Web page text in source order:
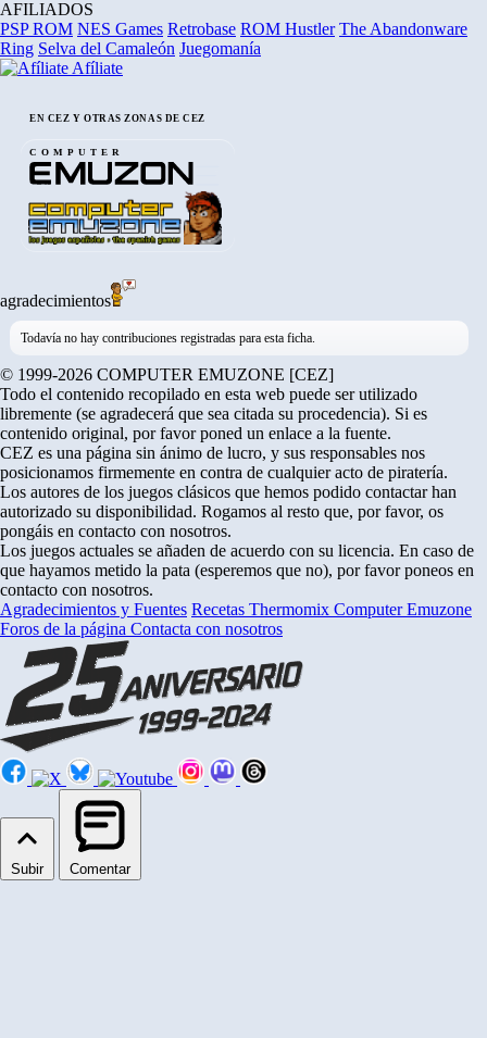
AFILIADOS
PSP ROM NES Games Retrobase ROM Hustler The Abandonware
Ring Selva del Camaleón Juegomanía
Afíliate
EN CEZ Y OTRAS ZONAS DE CEZ
COMPUTER
agradecimientos
Todavía no hay contribuciones registradas para esta ficha.
© 1999-2026 COMPUTER EMUZONE [CEZ]
Todo el contenido recopilado en esta web puede ser utilizado
libremente (se agradecerá que sea citada su procedencia). Si es
contenido original, por favor poned un enlace a la fuente.
CEZ es una página sin ánimo de lucro, y sus responsables nos
posicionamos firmemente en contra de cualquier acto de piratería.
Los autores de los juegos clásicos que hemos podido contactar han
autorizado su disponibilidad. Rogamos al resto que, por favor, os
pongáis en contacto con nosotros.
Los juegos actuales se añaden de acuerdo con su licencia. En caso de
que hayamos metido la pata (esperemos que no), por favor poneos en
contacto con nosotros.
Agradecimientos y Fuentes Recetas Thermomix Computer Emuzone
Foros de la página Contacta con nosotros
Subir Comentar